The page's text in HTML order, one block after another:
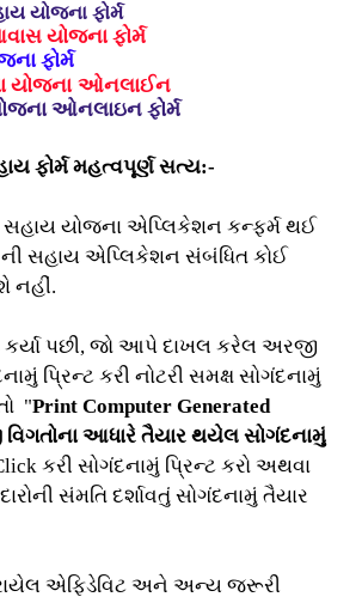
યોજના ફોર્મ
યોજના ફોર્મ
ફોર્મ
યોજના ઓનલાઈન
ઓનલાઇન ફોર્મ
ફોર્મ મહત્વપૂર્ણ સત્ય:-
સહાય યોજના એપ્લિકેશન કન્ફર્મ થઈ
ની સહાય એપ્લિકેશન સંબંધિત કોઈ
નહીં.
પછી, જો આપે દાખલ કરેલ અરજી
પ્રિન્ટ કરી નોટરી સમક્ષ સોગંદનામું
"Print Computer Generated
આધારે તૈયાર થયેલ સોગંદનામું
કરી સોગંદનામું પ્રિન્ટ કરો અથવા
સંમતિ દર્શાવતું સોગંદનામું તૈયાર
એફિડેવિટ અને અન્ય જરૂરી